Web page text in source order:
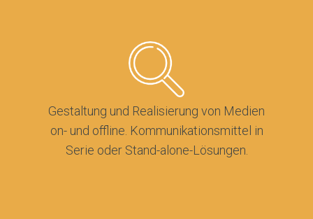
Gestaltung und Realisierung von Medien
on- und offline. Kommunikationsmittel in
Serie oder Stand-alone-Lösungen.